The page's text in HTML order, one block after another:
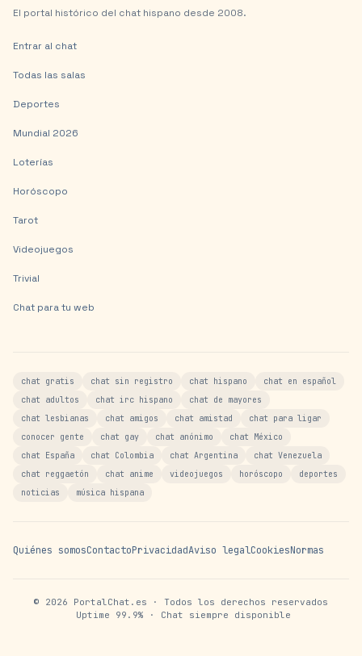
El portal histórico del chat hispano desde 2008.
Entrar al chat
Todas las salas
Deportes
Mundial 2026
Loterías
Horóscopo
Tarot
Videojuegos
Trivial
Chat para tu web
chat gratis chat sin registro chat hispano
chat en español
chat adultos
chat irc hispano
chat de mayores
chat lesbianas
chat amigos chat amistad
chat para ligar
conocer gente
chat gay chat anónimo
chat México
chat España
chat Colombia chat Argentina
chat Venezuela
chat reggaetón
chat anime videojuegos horóscopo
deportes
noticias
música hispana
Quiénes somosContactoPrivacidadAviso legalCookiesNormas
© 2026 PortalChat.es · Todos los derechos reservados
Uptime 99.9% · Chat siempre disponible